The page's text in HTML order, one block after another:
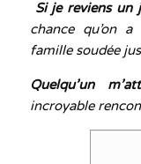
Si je reviens un
chance qu’on
famille soudée
Quelqu’un
incroyable